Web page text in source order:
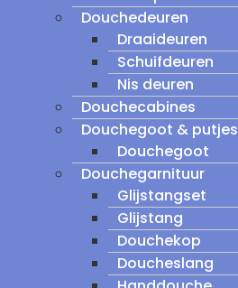
Douchedeuren
Draaideuren
Schuifdeuren
Nis deuren
Douchecabines
Douchegoot & putjes
Douchegoot
Douchegarnituur
Glijstangset
Glijstang
Douchekop
Doucheslang